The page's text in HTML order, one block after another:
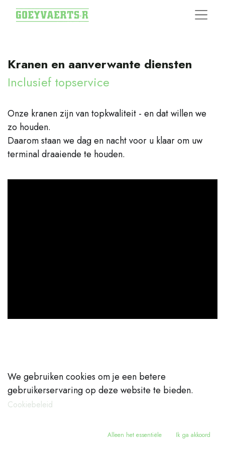
Kranen en aanverwante diensten
Inclusief topservice
Onze kranen zijn van topkwaliteit - en dat willen we
zo houden.
Daarom staan we dag en nacht voor u klaar om uw
terminal draaiende te houden.
Een kraan voor élke situatie
We gebruiken cookies om je een betere
gebruikerservaring op deze website te bieden.
Cookiebeleid
Alleen het essentiële Ik ga akkoord